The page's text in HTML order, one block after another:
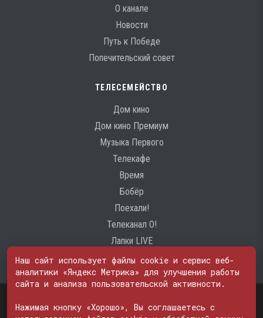
О канале
Новости
Путь к Победе
Попечительский совет
ТЕЛЕСЕМЕЙСТВО
Дом кино
Дом кино Премиум
Музыка Первого
Телекафе
Время
Бобёр
Поехали!
Телеканал О!
Лапки LIVE
№ ФС 77 - 74600
Наш сайт использует файлы cookie и сервис веб-
аналитики «Яндекс Метрика» для улучшения работы
сайта и анализа пользовательской активности.
Нажимая кнопку «Хорошо», Вы соглашаетесь с